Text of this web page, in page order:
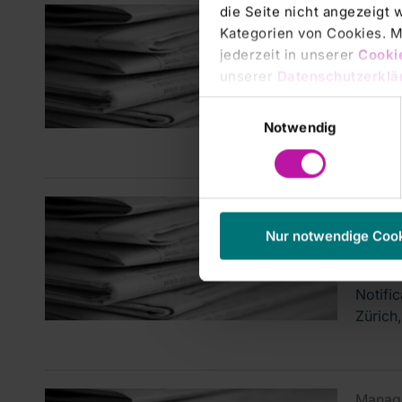
die Seite nicht angezeigt
Kategorien von Cookies.
jederzeit in unserer
unserer
Notwendig
Nur notwendige